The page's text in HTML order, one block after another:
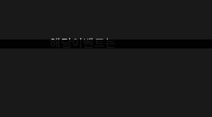
해당이벤트는